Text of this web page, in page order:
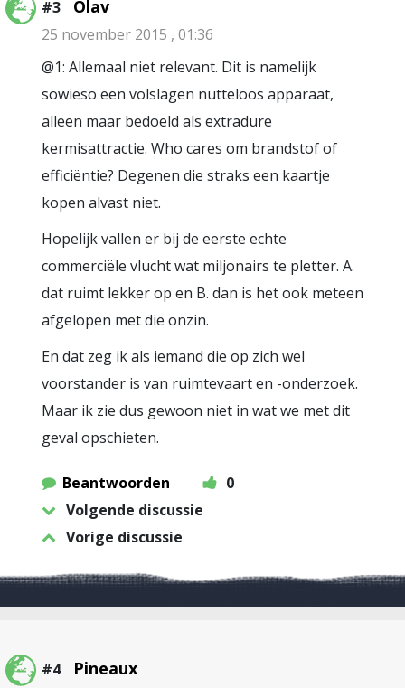
#3 Olav
25 november 2015 , 01:36
@1: Allemaal niet relevant. Dit is namelijk
sowieso een volslagen nutteloos apparaat,
alleen maar bedoeld als extradure
kermisattractie. Who cares om brandstof of
efficiëntie? Degenen die straks een kaartje
kopen alvast niet.
Hopelijk vallen er bij de eerste echte
commerciële vlucht wat miljonairs te pletter. A.
dat ruimt lekker op en B. dan is het ook meteen
afgelopen met die onzin.
En dat zeg ik als iemand die op zich wel
voorstander is van ruimtevaart en -onderzoek.
Maar ik zie dus gewoon niet in wat we met dit
geval opschieten.
Beantwoorden
0
Volgende discussie
Vorige discussie
#4 Pineaux